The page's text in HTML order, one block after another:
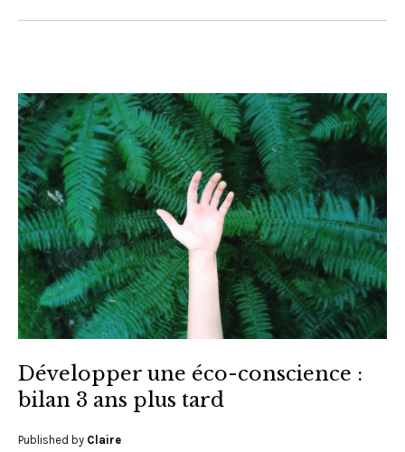
Développer une éco-conscience :
bilan 3 ans plus tard
Published by Claire